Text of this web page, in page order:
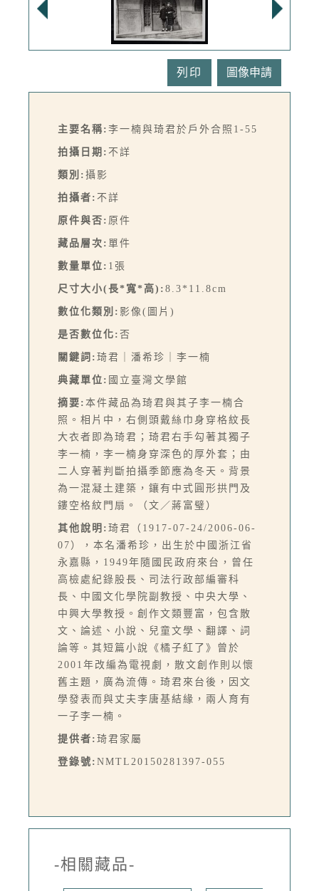
列印
主要名稱: 李一楠與琦君於戶外合照1-55
拍攝日期: 不詳
類別: 攝影
拍攝者: 不詳
原件與否: 原件
藏品層次: 單件
數量單位: 1張
尺寸大小(長*寬*高): 8.3*11.8cm
數位化類別: 影像(圖片)
是否數位化: 否
關鍵詞: 琦君｜潘希珍｜李一楠
典藏單位: 國立臺灣文學館
摘要: 本件藏品為琦君與其子李一楠合
照。相片中，右側頭戴絲巾身穿格紋長
大衣者即為琦君；琦君右手勾著其獨子
李一楠，李一楠身穿深色的厚外套；由
二人穿著判斷拍攝季節應為冬天。背景
為一混凝土建築，鑲有中式圓形拱門及
鏤空格紋門扇。（文／蔣富璧）
其他說明: 琦君（1917-07-24/2006-06-
07），本名潘希珍，出生於中國浙江省
永嘉縣，1949年隨國民政府來台，曾任
高檢處紀錄股長、司法行政部編審科
長、中國文化學院副教授、中央大學、
中興大學教授。創作文類豐富，包含散
文、論述、小說、兒童文學、翻譯、詞
論等。其短篇小說《橘子紅了》曾於
2001年改編為電視劇，散文創作則以懷
舊主題，廣為流傳。琦君來台後，因文
學發表而與丈夫李唐基結緣，兩人育有
一子李一楠。
提供者: 琦君家屬
登錄號: NMTL20150281397-055
-相關藏品-